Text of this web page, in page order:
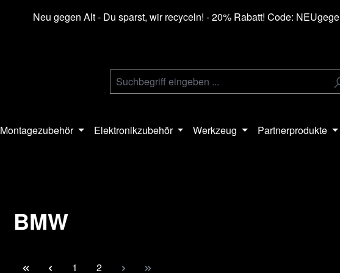
Neu gegen Alt - Du sparst, wir recyceln! - 20% Rabatt! Code:
Montagezubehör Elektronikzubehör Werkzeug Partnerprodukte
BMW
Seite
1 Seite
2